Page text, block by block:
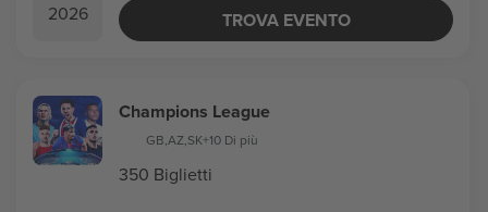
2026
TROVA EVENTO
Champions League
GB,AZ,SK+10 Di più
350 Biglietti